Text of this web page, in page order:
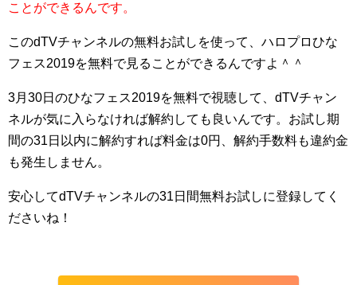
ことができるんです。
このdTVチャンネルの無料お試しを使って、ハロプロひな
フェス2019を無料で見ることができるんですよ＾＾
3月30日のひなフェス2019を無料で視聴して、dTVチャン
ネルが気に入らなければ解約しても良いんです。お試し期
間の31日以内に解約すれば料金は0円、解約手数料も違約金
も発生しません。
安心してdTVチャンネルの31日間無料お試しに登録してく
ださいね！